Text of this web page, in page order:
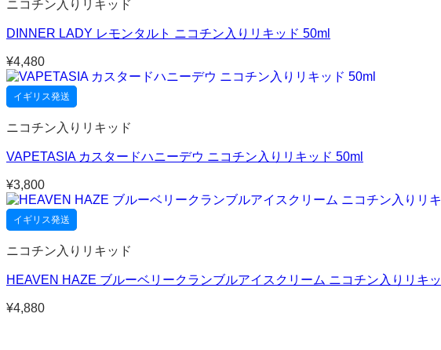
ニコチン入りリキッド
DINNER LADY レモンタルト ニコチン入りリキッド 50ml
¥4,480
イギリス発送
ニコチン入りリキッド
VAPETASIA カスタードハニーデウ ニコチン入りリキッド 50ml
¥3,800
イギリス発送
ニコチン入りリキッド
HEAVEN HAZE ブルーベリークランブルアイスクリーム ニコチン入りリキ
¥4,880